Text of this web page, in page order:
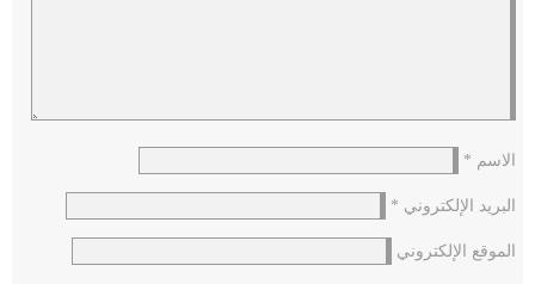
الاسم *
البريد الإلكتروني *
الموقع الإلكتروني